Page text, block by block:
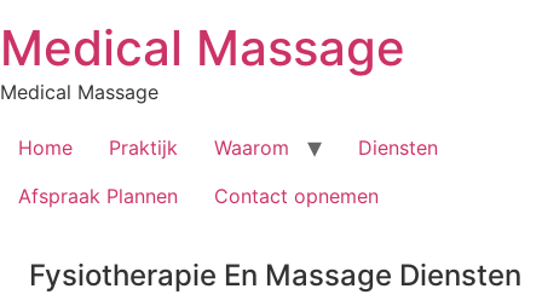
to
content
Medical Massage
Medical Massage
Home Praktijk Waarom
Diensten
Afspraak Plannen
Contact opnemen
Fysiotherapie En Massage Diensten